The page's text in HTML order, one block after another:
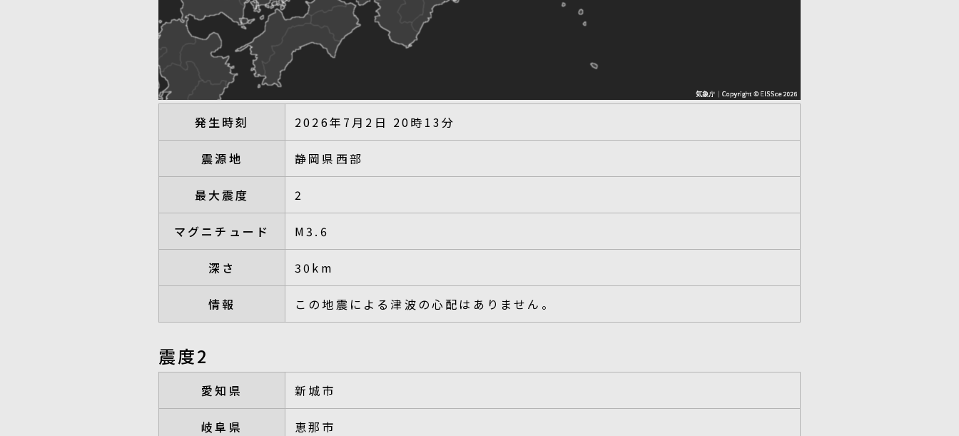
発生時刻 2026年7月2日 20時13分
震源地 静岡県西部
最大震度 2
マグニチュード M3.6
深さ 30km
情報 この地震による津波の心配はありません。
震度2
愛知県 新城市
岐阜県 恵那市